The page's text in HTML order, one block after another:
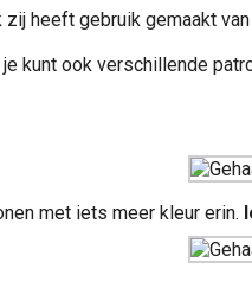
heeft gebruik gemaakt
kunt ook verschillende
met iets meer kleur erin.